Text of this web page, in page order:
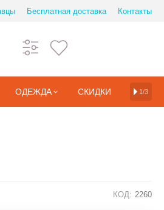
Бесплатная доставка Контакты
ОДЕЖДА СКИДКИ 1/3
КОД: 2260